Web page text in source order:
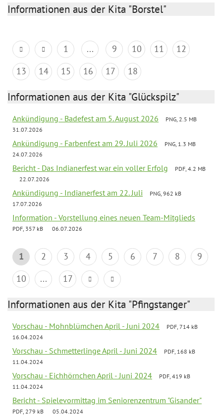
Informationen aus der Kita "Borstel"
1 ... 9 10 11
12
13
14 15 16 17 18
Informationen aus der Kita "Glückspilz"
Ankündigung - Badefest am 5. August 2026
PNG, 2.5 MB
31.07.2026
Ankündigung - Farbenfest am 29. Juli 2026
PNG, 1.3 MB
24.07.2026
Bericht - Das Indianerfest war ein voller Erfolg
PDF, 4.2 MB
22.07.2026
Ankündigung - Indianerfest am 22. Juli
PNG, 962 kB
17.07.2026
Information - Vorstellung eines neuen Team-Mitglieds
PDF, 357 kB 06.07.2026
1 2 3 4 5 6 7 8
9
10
... 17
Informationen aus der Kita "Pfingstanger"
Vorschau - Mohnblümchen April - Juni 2024
PDF, 714 kB
16.04.2024
Vorschau - Schmetterlinge April - Juni 2024
PDF, 168 kB
11.04.2024
Vorschau - Eichhörnchen April - Juni 2024
PDF, 419 kB
11.04.2024
Bericht - Spielevormittag im Seniorenzentrum "Gisander"
PDF, 279 kB 05.04.2024